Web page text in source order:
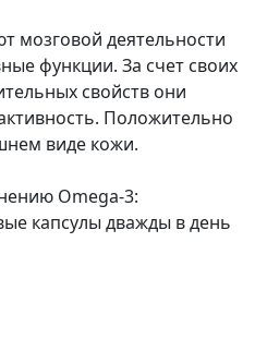
мозговой деятельности
функции. За счет своих
свойств они
Положительно
виде кожи.
Omega-3:
капсулы дважды в день